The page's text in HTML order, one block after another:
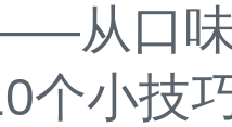
从口
个小技